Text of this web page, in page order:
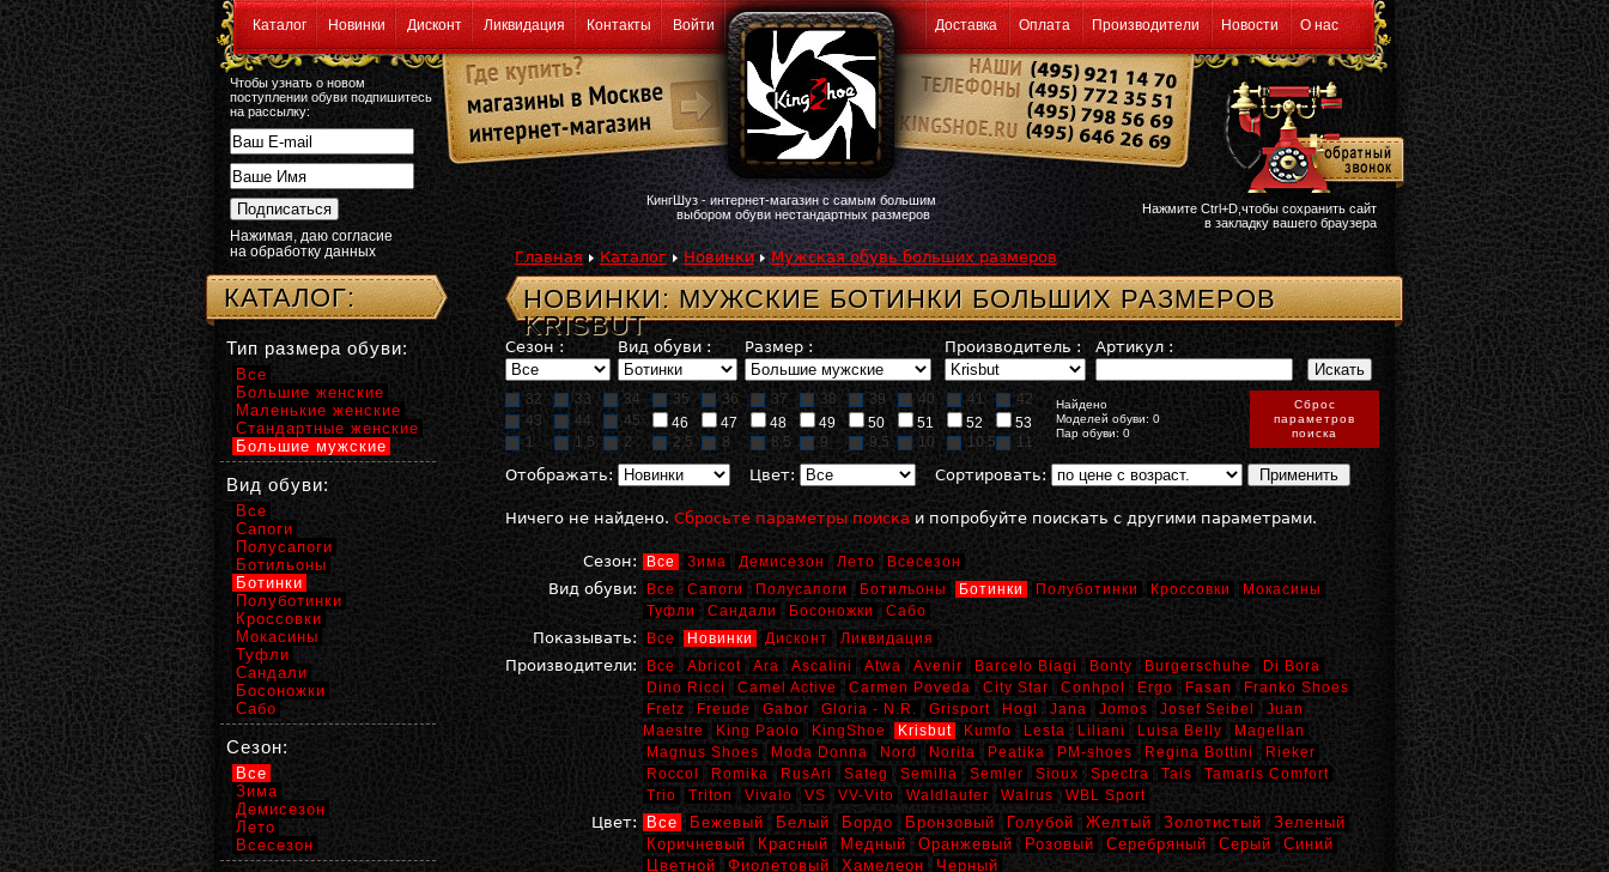
Каталог Новинки Дисконт Ликвидация Контакты Войти Доставка Оплата Производители Новости О нас
Чтобы узнать о новом
поступлении обуви подпишитесь
на рассылку:
Нажимая, даю согласие
на обработку данных
КингШуз - интернет-магазин с самым большим
выбором обуви нестандартных размеров
Нажмите Ctrl+D,чтобы сохранить сайт
в закладку вашего браузера
Главная Каталог Новинки Мужская обувь больших размеров
НОВИНКИ: МУЖСКИЕ БОТИНКИ БОЛЬШИХ РАЗМЕРОВ
KRISBUT
Сезон : Вид обуви : Размер : Производитель : Артикул :
32 33 34 35 36 37 38 39 40 41
42
43
44 45 46 47 48 49 50 51 52
53
1
1,5 2 2,5 8 8,5 9 9,5 10 10,5 11
Найдено
Моделей обуви: 0
Пар обуви: 0
Сброс
параметров
поиска
Отображать: Цвет: Сортировать:
Ничего не найдено. Сбросьте параметры поиска и попробуйте поискать с другими параметрами.
Сезон: Все Зима Демисезон Лето Всесезон
Вид обуви: Все Сапоги Полусапоги Ботильоны Ботинки Полуботинки Кроссовки
Мокасины
Туфли
Сандали Босоножки Сабо
Показывать: Все Новинки Дисконт Ликвидация
Производители: Все Abricot Ara Ascalini Atwa Avenir Barcelo Biagi Bonty Burgerschuhe
Di Bora
Dino Ricci
Camel Active Carmen Poveda City Star Conhpol Ergo Fasan
Franko Shoes
Fretz
Freude Gabor Gloria - N.R. Grisport Hogl Jana Jomos Josef Seibel
Juan
Maestre
King Paolo KingShoe Krisbut Kumfo Lesta Liliani Luisa Belly
Magellan
Magnus Shoes
Moda Donna Nord Norita Peatika PM-shoes Regina Bottini
Rieker
Roccol
Romika RusAri Sateg Semilia Semler Sioux Spectra Tais
Tamaris Comfort
Trio
Triton Vivalo VS VV-Vito Waldlaufer Walrus WBL Sport
Цвет: Все Бежевый Белый Бордо Бронзовый Голубой Желтый Золотистый
Зеленый
Коричневый
Красный Медный Оранжевый Розовый Серебряный Серый
Синий
Цветной
Фиолетовый Хамелеон
Черный
КАТАЛОГ:
Тип размера обуви:
Все
Большие женские
Маленькие женские
Стандартные женские
Большие мужские
Вид обуви:
Все
Сапоги
Полусапоги
Ботильоны
Ботинки
Полуботинки
Кроссовки
Мокасины
Туфли
Сандали
Босоножки
Сабо
Сезон:
Все
Зима
Демисезон
Лето
Всесезон